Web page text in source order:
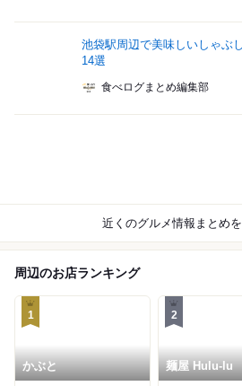
池袋駅周辺で美味しいしゃぶ
14選
食べログまとめ編集部
近くのグルメ情報まとめ
周辺のお店ランキング
1
かぶと
2
麺屋 Hulu-lu